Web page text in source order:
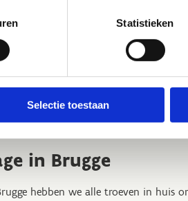
Statistieken
Selectie toestaan
in Brugge
hebben we alle troeven in huis